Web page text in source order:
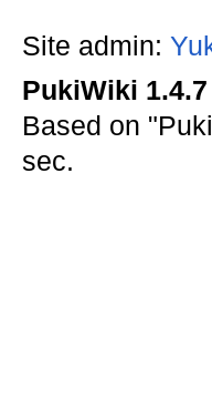
Site admin:
PukiWiki 1.4.7
Based on
sec.